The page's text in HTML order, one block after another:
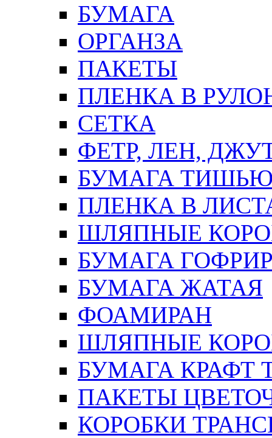
БУМАГА
ОРГАНЗА
ПАКЕТЫ
ПЛЕНКА В
СЕТКА
ФЕТР, ЛЕН,
БУМАГА
ПЛЕНКА В
ШЛЯПНЫЕ
БУМАГА
БУМАГА ЖАТАЯ
ФОАМИРАН
ШЛЯПНЫЕ
БУМАГА КРАФТ
ПАКЕТЫ
КОРОБКИ